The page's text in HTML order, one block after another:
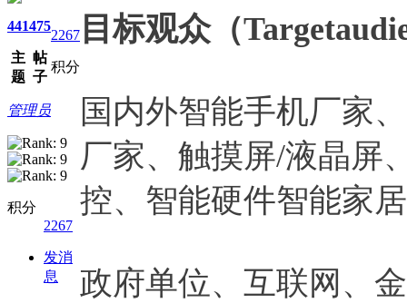
441
主
题
475
帖
子
2267
积分
管理员
积分
2267
发消
息
目标观众（
国内外智能手机厂家
厂家、触摸屏/液晶屏
控、智能硬件智能家
政府单位、互联网、